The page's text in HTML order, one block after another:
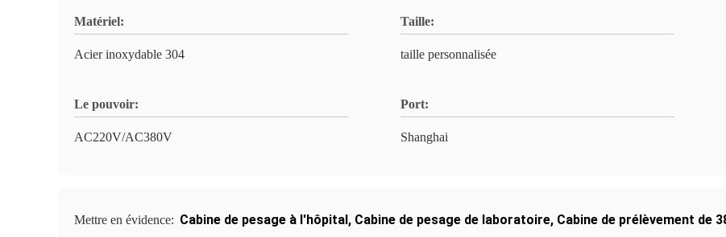
Matériel:
Acier inoxydable 304
Taille:
taille personnalisée
Le pouvoir:
AC220V/AC380V
Port:
Shanghai
Mettre en évidence: Cabine de pesage à l'hôpital, Cabine de pesage de laboratoire, Cabine de prélèvement de